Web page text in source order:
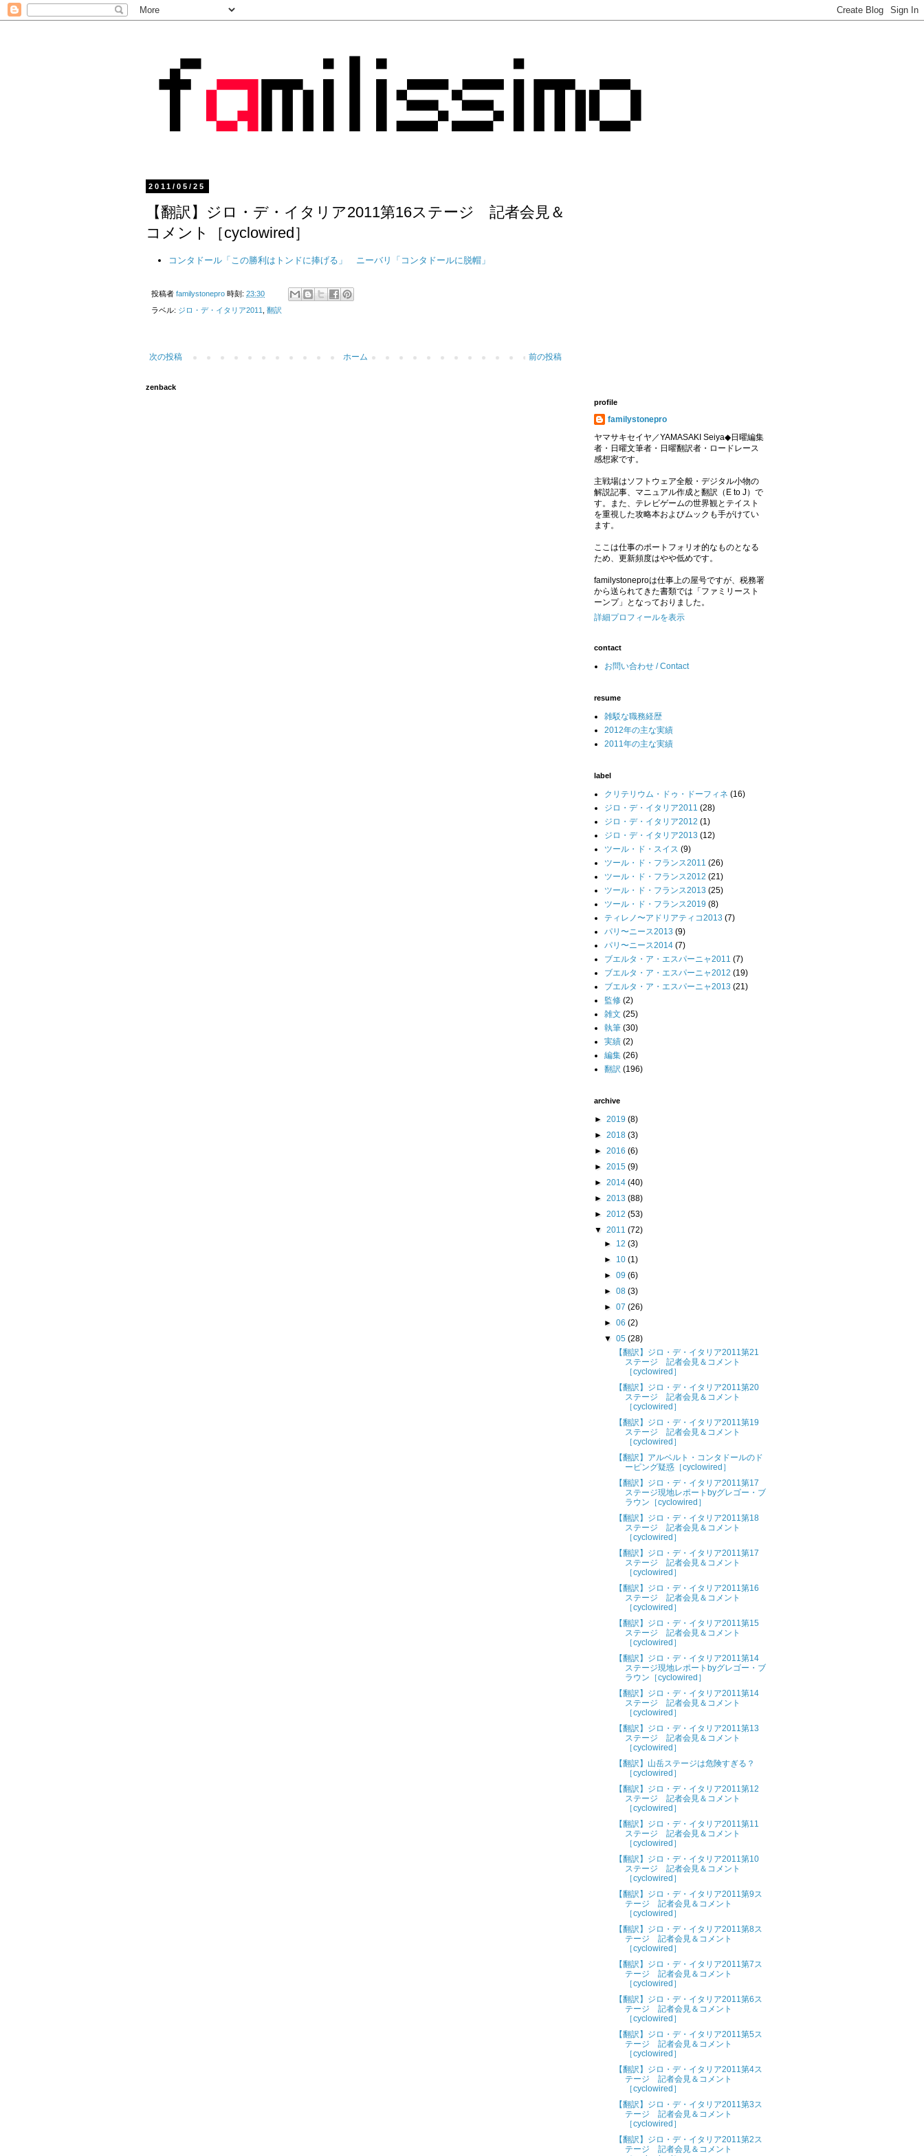
2011/05/25
【翻訳】ジロ・デ・イタリア2011第16ステージ 記者会見＆
コメント［cyclowired］
コンタドール「この勝利はトンドに捧げる」 ニーバリ「コンタドールに脱帽」
投稿者 familystonepro 時刻: 23:30
ラベル: ジロ・デ・イタリア2011 翻訳
次の投稿 前の投稿
ホーム
zenback
profile
familystonepro
ヤマサキセイヤ／YAMASAKI Seiya◆日曜編集
者・日曜文筆者・日曜翻訳者・ロードレース
感想家です。
主戦場はソフトウェア全般・デジタル小物の
解説記事、マニュアル作成と翻訳（E to J）で
す。また、テレビゲームの世界観とテイスト
を重視した攻略本およびムックも手がけてい
ます。
ここは仕事のポートフォリオ的なものとなる
ため、更新頻度はやや低めです。
familystoneproは仕事上の屋号ですが、税務署
から送られてきた書類では「ファミリースト
ーンプ」となっておりました。
詳細プロフィールを表示
contact
お問い合わせ / Contact
resume
雑駁な職務経歴
2012年の主な実績
2011年の主な実績
label
クリテリウム・ドゥ・ドーフィネ (16)
ジロ・デ・イタリア2011 (28)
ジロ・デ・イタリア2012 (1)
ジロ・デ・イタリア2013 (12)
ツール・ド・スイス (9)
ツール・ド・フランス2011 (26)
ツール・ド・フランス2012 (21)
ツール・ド・フランス2013 (25)
ツール・ド・フランス2019 (8)
ティレノ〜アドリアティコ2013 (7)
パリ〜ニース2013 (9)
パリ〜ニース2014 (7)
ブエルタ・ア・エスパーニャ2011 (7)
ブエルタ・ア・エスパーニャ2012 (19)
ブエルタ・ア・エスパーニャ2013 (21)
監修 (2)
雑文 (25)
執筆 (30)
実績 (2)
編集 (26)
翻訳 (196)
archive
► 2019 (8)
► 2018 (3)
► 2016 (6)
► 2015 (9)
► 2014 (40)
► 2013 (88)
► 2012 (53)
▼ 2011 (72)
► 12(3)
► 10(1)
►09(6)
►08(3)
►07(26)
►06(2)
▼05(28)
【翻訳】ジロ・デ・イタリア2011第21
ステージ 記者会見＆コメント
［cyclowired］
【翻訳】ジロ・デ・イタリア2011第20
ステージ 記者会見＆コメント
［cyclowired］
【翻訳】ジロ・デ・イタリア2011第19
ステージ 記者会見＆コメント
［cyclowired］
【翻訳】アルベルト・コンタドールのド
ーピング疑惑［cyclowired］
【翻訳】ジロ・デ・イタリア2011第17
ステージ現地レポートbyグレゴー・ブ
ラウン［cyclowired］
【翻訳】ジロ・デ・イタリア2011第18
ステージ 記者会見＆コメント
［cyclowired］
【翻訳】ジロ・デ・イタリア2011第17
ステージ 記者会見＆コメント
［cyclowired］
【翻訳】ジロ・デ・イタリア2011第16
ステージ 記者会見＆コメント
［cyclowired］
【翻訳】ジロ・デ・イタリア2011第15
ステージ 記者会見＆コメント
［cyclowired］
【翻訳】ジロ・デ・イタリア2011第14
ステージ現地レポートbyグレゴー・ブ
ラウン［cyclowired］
【翻訳】ジロ・デ・イタリア2011第14
ステージ 記者会見＆コメント
［cyclowired］
【翻訳】ジロ・デ・イタリア2011第13
ステージ 記者会見＆コメント
［cyclowired］
【翻訳】山岳ステージは危険すぎる？
［cyclowired］
【翻訳】ジロ・デ・イタリア2011第12
ステージ 記者会見＆コメント
［cyclowired］
【翻訳】ジロ・デ・イタリア2011第11
ステージ 記者会見＆コメント
［cyclowired］
【翻訳】ジロ・デ・イタリア2011第10
ステージ 記者会見＆コメント
［cyclowired］
【翻訳】ジロ・デ・イタリア2011第9ス
テージ 記者会見＆コメント
［cyclowired］
【翻訳】ジロ・デ・イタリア2011第8ス
テージ 記者会見＆コメント
［cyclowired］
【翻訳】ジロ・デ・イタリア2011第7ス
テージ 記者会見＆コメント
［cyclowired］
【翻訳】ジロ・デ・イタリア2011第6ス
テージ 記者会見＆コメント
［cyclowired］
【翻訳】ジロ・デ・イタリア2011第5ス
テージ 記者会見＆コメント
［cyclowired］
【翻訳】ジロ・デ・イタリア2011第4ス
テージ 記者会見＆コメント
［cyclowired］
【翻訳】ジロ・デ・イタリア2011第3ス
テージ 記者会見＆コメント
［cyclowired］
【翻訳】ジロ・デ・イタリア2011第2ス
テージ 記者会見＆コメント